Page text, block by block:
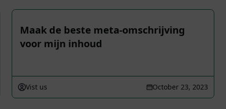
Maak de beste meta-omschrijving
voor mijn inhoud
Vist us October 23, 2023